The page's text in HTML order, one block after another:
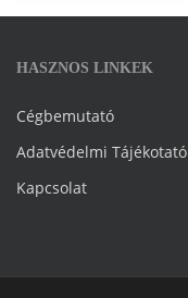
HASZNOS LINKEK
Cégbemutató
Adatvédelmi Tájékotató
Kapcsolat